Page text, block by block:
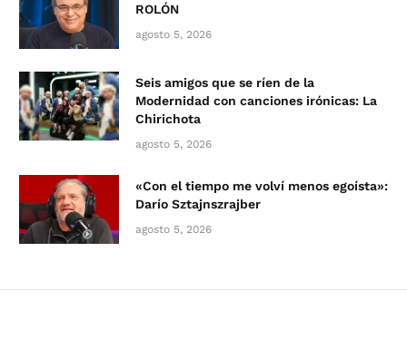
ROLÓN
agosto 5, 2026
Seis amigos que se ríen de la
Modernidad con canciones irónicas: La
Chirichota
agosto 5, 2026
«Con el tiempo me volví menos egoísta»:
Darío Sztajnszrajber
agosto 5, 2026